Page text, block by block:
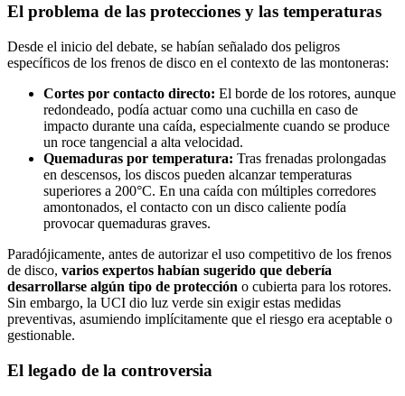
El problema de las protecciones y las temperaturas
Desde el inicio del debate, se habían señalado dos peligros
específicos de los frenos de disco en el contexto de las montoneras:
Cortes por contacto directo: El borde de los rotores, aunque
redondeado, podía actuar como una cuchilla en caso de
impacto durante una caída, especialmente cuando se produce
un roce tangencial a alta velocidad.
Quemaduras por temperatura: Tras frenadas prolongadas
en descensos, los discos pueden alcanzar temperaturas
superiores a 200°C. En una caída con múltiples corredores
amontonados, el contacto con un disco caliente podía
provocar quemaduras graves.
Paradójicamente, antes de autorizar el uso competitivo de los frenos
de disco, varios expertos habían sugerido que debería
desarrollarse algún tipo de protección o cubierta para los rotores.
Sin embargo, la UCI dio luz verde sin exigir estas medidas
preventivas, asumiendo implícitamente que el riesgo era aceptable o
gestionable.
El legado de la controversia